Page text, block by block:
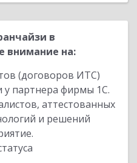
в
внимание на:
(договоров ИТС)
у партнера фирмы 1С.
аттестованных
и решений